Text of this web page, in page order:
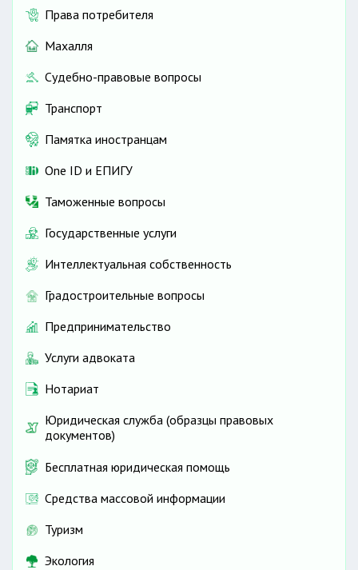
Права потребителя
Махалля
Судебно-правовые вопросы
Транспорт
Памятка иностранцам
One ID и ЕПИГУ
Таможенные вопросы
Государственные услуги
Интеллектуальная собственность
Градостроительные вопросы
Предпринимательство
Услуги адвоката
Нотариат
Юридическая служба (образцы правовых
документов)
Бесплатная юридическая помощь
Средства массовой информации
Туризм
Экология